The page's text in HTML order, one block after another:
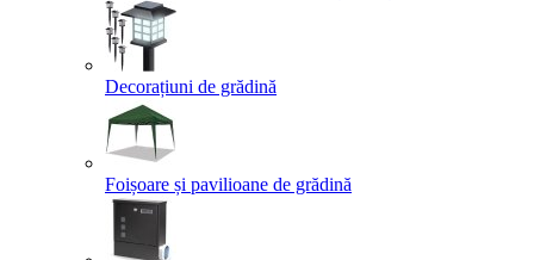
Decorațiuni de grădină
Foișoare și pavilioane de grădină